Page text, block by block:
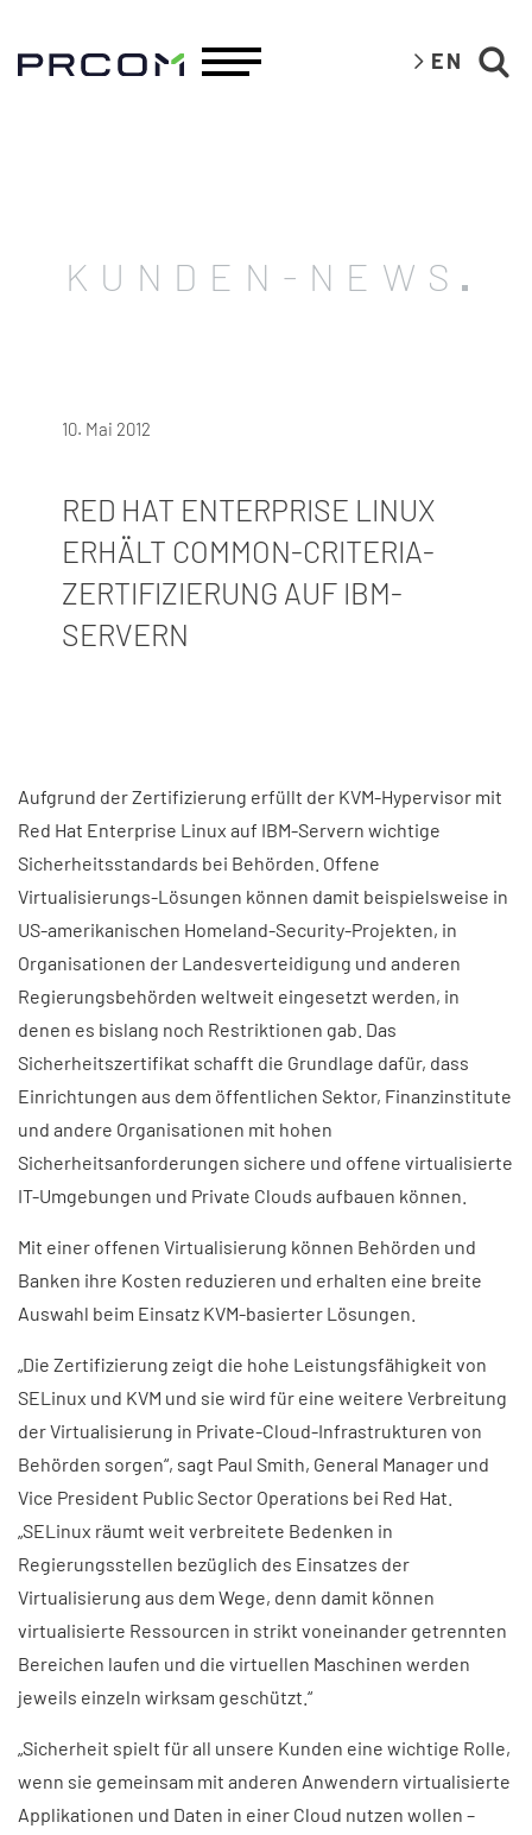
EN
KUNDEN-NEWS
10. Mai 2012
RED HAT ENTERPRISE LINUX
ERHÄLT COMMON-CRITERIA-
ZERTIFIZIERUNG AUF IBM-
SERVERN
Aufgrund der Zertifizierung erfüllt der KVM-Hypervisor mit
Red Hat Enterprise Linux auf IBM-Servern wichtige
Sicherheitsstandards bei Behörden. Offene
Virtualisierungs-Lösungen können damit beispielsweise in
US-amerikanischen Homeland-Security-Projekten, in
Organisationen der Landesverteidigung und anderen
Regierungsbehörden weltweit eingesetzt werden, in
denen es bislang noch Restriktionen gab. Das
Sicherheitszertifikat schafft die Grundlage dafür, dass
Einrichtungen aus dem öffentlichen Sektor, Finanzinstitute
und andere Organisationen mit hohen
Sicherheitsanforderungen sichere und offene virtualisierte
IT-Umgebungen und Private Clouds aufbauen können.
Mit einer offenen Virtualisierung können Behörden und
Banken ihre Kosten reduzieren und erhalten eine breite
Auswahl beim Einsatz KVM-basierter Lösungen.
„Die Zertifizierung zeigt die hohe Leistungsfähigkeit von
SELinux und KVM und sie wird für eine weitere Verbreitung
der Virtualisierung in Private-Cloud-Infrastrukturen von
Behörden sorgen“, sagt Paul Smith, General Manager und
Vice President Public Sector Operations bei Red Hat.
„SELinux räumt weit verbreitete Bedenken in
Regierungsstellen bezüglich des Einsatzes der
Virtualisierung aus dem Wege, denn damit können
virtualisierte Ressourcen in strikt voneinander getrennten
Bereichen laufen und die virtuellen Maschinen werden
jeweils einzeln wirksam geschützt.“
„Sicherheit spielt für all unsere Kunden eine wichtige Rolle,
wenn sie gemeinsam mit anderen Anwendern virtualisierte
Applikationen und Daten in einer Cloud nutzen wollen –